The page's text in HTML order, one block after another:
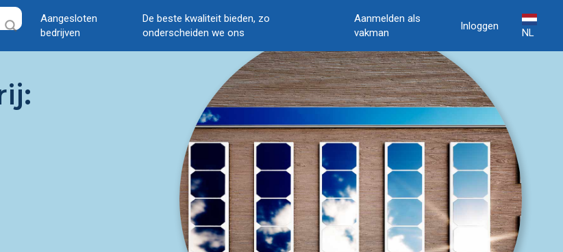
Aangesloten
bedrijven
De beste kwaliteit bieden, zo
onderscheiden we ons
Aanmelden als
vakman
Inloggen
NL